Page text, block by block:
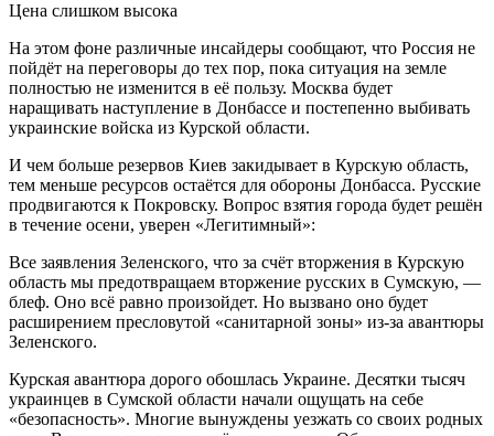
Цена слишком высока
На этом фоне различные инсайдеры сообщают, что Россия не
пойдёт на переговоры до тех пор, пока ситуация на земле
полностью не изменится в её пользу. Москва будет
наращивать наступление в Донбассе и постепенно выбивать
украинские войска из Курской области.
И чем больше резервов Киев закидывает в Курскую область,
тем меньше ресурсов остаётся для обороны Донбасса. Русские
продвигаются к Покровску. Вопрос взятия города будет решён
в течение осени, уверен «Легитимный»:
Все заявления Зеленского, что за счёт вторжения в Курскую
область мы предотвращаем вторжение русских в Сумскую, —
блеф. Оно всё равно произойдет. Но вызвано оно будет
расширением пресловутой «санитарной зоны» из-за авантюры
Зеленского.
Курская авантюра дорого обошлась Украине. Десятки тысяч
украинцев в Сумской области начали ощущать на себе
«безопасность». Многие вынуждены уезжать со своих родных